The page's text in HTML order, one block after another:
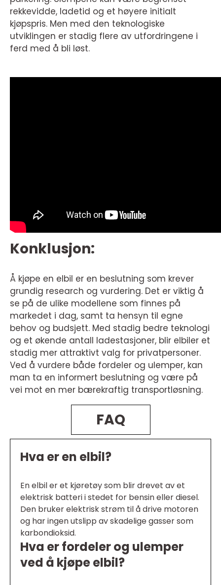
rekkevidde, ladetid og et høyere initialt
kjøpspris. Men med den teknologiske
utviklingen er stadig flere av utfordringene i
ferd med å bli løst.
Konklusjon:
Å kjøpe en elbil er en beslutning som krever
grundig research og vurdering. Det er viktig å
se på de ulike modellene som finnes på
markedet i dag, samt ta hensyn til egne
behov og budsjett. Med stadig bedre teknologi
og et økende antall ladestasjoner, blir elbiler et
stadig mer attraktivt valg for privatpersoner.
Ved å vurdere både fordeler og ulemper, kan
man ta en informert beslutning og være på
vei mot en mer bærekraftig transportløsning.
FAQ
Hva er en elbil?
En elbil er et kjøretøy som blir drevet av et
elektrisk batteri i stedet for bensin eller diesel.
Den bruker elektrisk strøm til å drive motoren
og har ingen utslipp av skadelige gasser som
karbondioksid.
Hva er fordeler og ulemper
ved å kjøpe elbil?